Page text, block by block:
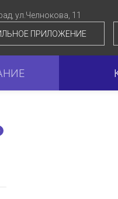
ул.Челнокова, 11
ПРИЛОЖЕНИЕ